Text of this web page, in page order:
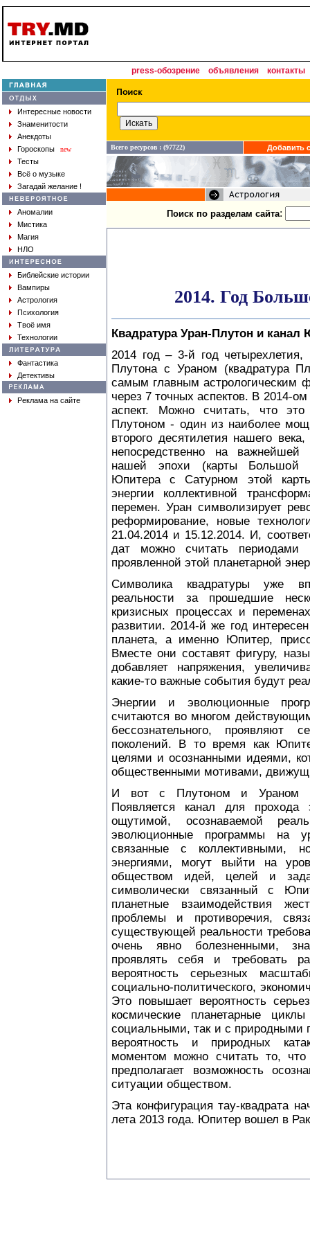
press-обозрение объявления контакты
Интересные новости
Знаменитости
Анекдоты
Гороскопы
new
Тесты
Всё о музыке
Загадай желание !
Аномалии
Мистика
Магия
НЛО
Библейские истории
Вампиры
Астрология
Психология
Твоё имя
Технологии
Фантастика
Детективы
Реклама на сайте
Всего ресурсов : (97722) Добавить
Поиск по разделам сайта:
2014. Год
Квадратура Уран-Плутон и канал
2014 год – 3-й год четырехлетия,
Плутона с Ураном (квадратура
самым главным астрологическим
через 7 точных аспектов. В 2014-
аспект. Можно считать, что
Плутоном - один из наиболее
второго десятилетия нашего
непосредственно на важнейшей
нашей эпохи (карты Большой
Юпитера с Сатурном этой
энергии коллективной
перемен. Уран символизирует
реформирование, новые
21.04.2014 и 15.12.2014. И,
дат можно считать периодами
проявленной этой планетарной
Символика квадратуры уже
реальности за прошедшие
кризисных процессах и
развитии. 2014-й же год
планета, а именно Юпитер,
Вместе они составят фигуру,
добавляет напряжения,
какие-то важные события будут
Энергии и эволюционные
считаются во многом
бессознательного,
поколений. В то время как
целями и осознанными идеями,
общественными мотивами,
И вот с Плутоном и Ураном
Появляется канал для прохода
ощутимой, осознаваемой
эволюционные программы на
связанные с коллективными,
энергиями, могут выйти на
обществом идей, целей и
символически связанный с
планетные взаимодействия
проблемы и противоречия,
существующей реальности
очень явно болезненными,
проявлять себя и требовать
вероятность серьезных
социально-политического,
Это повышает вероятность
космические планетарные
социальными, так и с природными
вероятность и природных
моментом можно считать то, что
предполагает возможность
ситуации обществом.
Эта конфигурация тау-квадрата
лета 2013 года. Юпитер вошел в